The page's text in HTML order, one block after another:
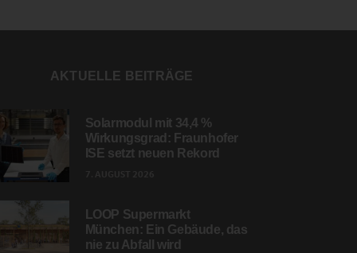
AKTUELLE BEITRÄGE
Solarmodul mit 34,4 %
Wirkungsgrad: Fraunhofer
ISE setzt neuen Rekord
LOOP Supermarkt
München: Ein Gebäude, das
nie zu Abfall wird